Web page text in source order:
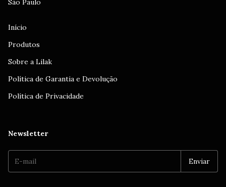
São Paulo
Início
Produtos
Sobre a Lilak
Política de Garantia e Devolução
Política de Privacidade
Newsletter